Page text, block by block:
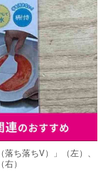
ち落ちV）」（左）、
）